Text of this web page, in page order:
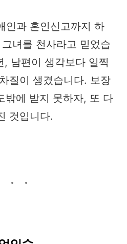
인과 혼인신고까지 하
녀를 천사라고 믿었습
남편이 생각보다 일찍
질이 생겼습니다. 보장
밖에 받지 못하자, 또 다
것입니다.